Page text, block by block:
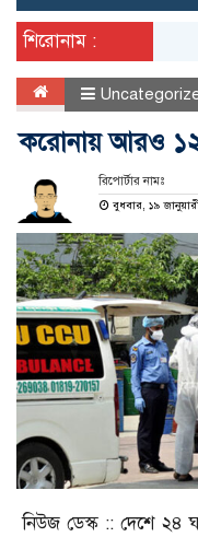
শিরোনাম :
করোনায় আরও
রিপোর্টার নামঃ
বুধবার, ১৯
নিউজ ডেস্ক :: দেশে ২৪